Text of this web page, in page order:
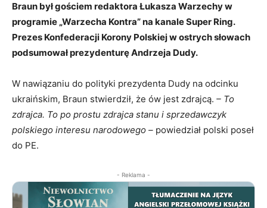
Braun był gościem redaktora Łukasza Warzechy w
programie „Warzecha Kontra” na kanale Super Ring.
Prezes Konfederacji Korony Polskiej w ostrych słowach
podsumował prezydenturę Andrzeja Dudy.
W nawiązaniu do polityki prezydenta Dudy na odcinku
ukraińskim, Braun stwierdził, że ów jest zdrajcą. – To
zdrajca. To po prostu zdrajca stanu i sprzedawczyk
polskiego interesu narodowego – powiedział polski poseł
do PE.
- Reklama -